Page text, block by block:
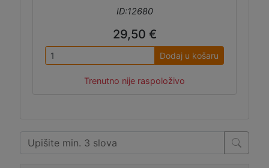
ID:12680
29,50 €
Dodaj u košaru
Trenutno nije raspoloživo